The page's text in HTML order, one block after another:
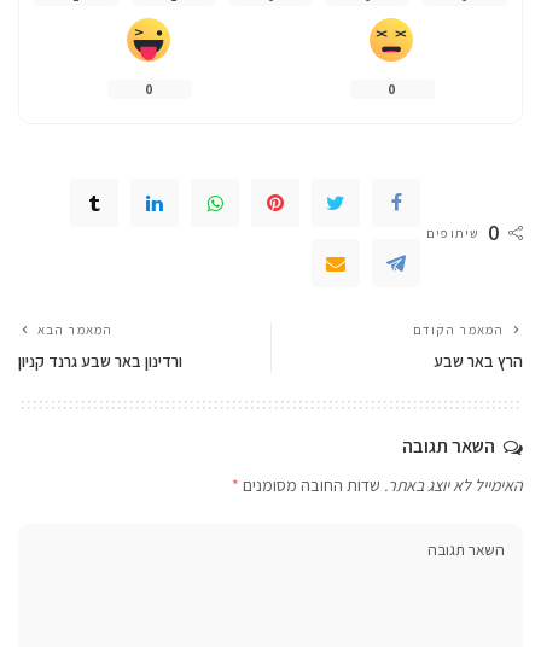
0
0
0 שיתופים
המאמר הקודם
הרץ באר שבע
המאמר הבא
ורדינון באר שבע גרנד קניון
השאר תגובה
האימייל לא יוצג באתר. שדות החובה מסומנים *